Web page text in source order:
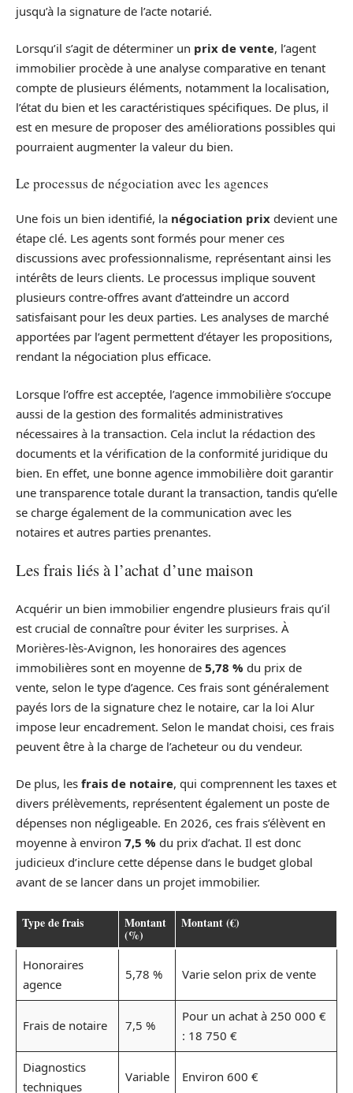
jusqu’à la signature de l’acte notarié.
Lorsqu’il s’agit de déterminer un prix de vente, l’agent
immobilier procède à une analyse comparative en tenant
compte de plusieurs éléments, notamment la localisation,
l’état du bien et les caractéristiques spécifiques. De plus, il
est en mesure de proposer des améliorations possibles qui
pourraient augmenter la valeur du bien.
Le processus de négociation avec les agences
Une fois un bien identifié, la négociation prix devient une
étape clé. Les agents sont formés pour mener ces
discussions avec professionnalisme, représentant ainsi les
intérêts de leurs clients. Le processus implique souvent
plusieurs contre-offres avant d’atteindre un accord
satisfaisant pour les deux parties. Les analyses de marché
apportées par l’agent permettent d’étayer les propositions,
rendant la négociation plus efficace.
Lorsque l’offre est acceptée, l’agence immobilière s’occupe
aussi de la gestion des formalités administratives
nécessaires à la transaction. Cela inclut la rédaction des
documents et la vérification de la conformité juridique du
bien. En effet, une bonne agence immobilière doit garantir
une transparence totale durant la transaction, tandis qu’elle
se charge également de la communication avec les
notaires et autres parties prenantes.
Les frais liés à l’achat d’une maison
Acquérir un bien immobilier engendre plusieurs frais qu’il
est crucial de connaître pour éviter les surprises. À
Morières-lès-Avignon, les honoraires des agences
immobilières sont en moyenne de 5,78 % du prix de
vente, selon le type d’agence. Ces frais sont généralement
payés lors de la signature chez le notaire, car la loi Alur
impose leur encadrement. Selon le mandat choisi, ces frais
peuvent être à la charge de l’acheteur ou du vendeur.
De plus, les frais de notaire, qui comprennent les taxes et
divers prélèvements, représentent également un poste de
dépenses non négligeable. En 2026, ces frais s’élèvent en
moyenne à environ 7,5 % du prix d’achat. Il est donc
judicieux d’inclure cette dépense dans le budget global
avant de se lancer dans un projet immobilier.
Type de frais Montant
(%)
Montant (€)
Honoraires
agence
5,78 % Varie selon prix de vente
Frais de notaire 7,5 %
Pour un achat à 250 000 €
: 18 750 €
Diagnostics
techniques
Variable Environ 600 €